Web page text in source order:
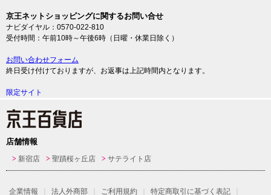
京王ネットショッピングに関するお問い合せ
ナビダイヤル：0570-022-810
受付時間：午前10時～午後6時（日曜・休業日除く）
お問い合わせフォーム
終日受け付けておりますが、お返事は上記時間内となります。
限定サイト
店舗情報
新宿店 聖蹟桜ヶ丘店 サテライト店
企業情報 法人外商部 ご利用規約 特定商取引に基づく表記